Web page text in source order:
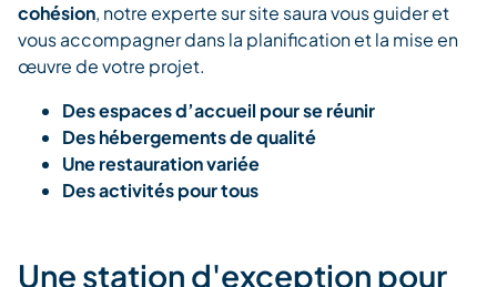
cohésion, notre experte sur site saura vous guider et
vous accompagner dans la planification et la mise en
œuvre de votre projet.
Des espaces d’accueil pour se réunir
Des hébergements de qualité
Une restauration variée
Des activités pour tous
Une station d'exception pour